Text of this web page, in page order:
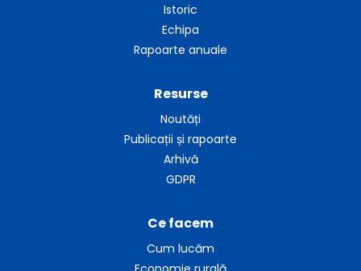
Istoric
Echipa
Rapoarte anuale
Ce facem
Cum lucăm
Resurse
Noutăți
Publicații și rapoarte
Arhivă
GDPR